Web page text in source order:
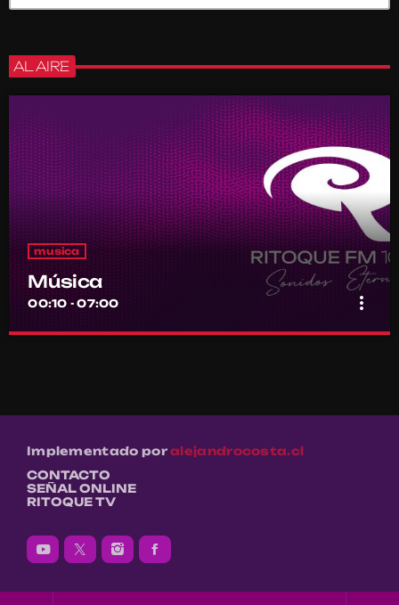
AL AIRE
musica
Música
00:10 - 07:00 more_vert
Música
Implementado poralejandrocosta.cl
CONTACTO
SEÑAL ONLINE
RITOQUE TV